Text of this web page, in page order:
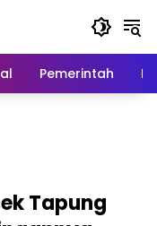
Pemerintah
Tapung